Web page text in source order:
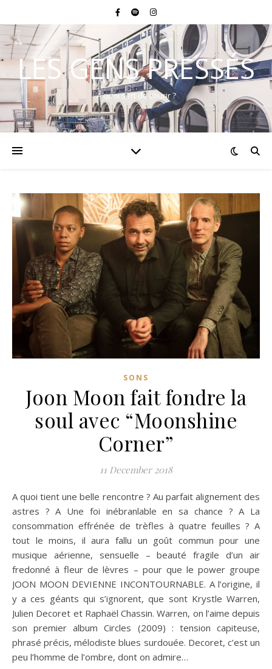
LES GENS PRESSÉS
A quoi sert de courir ?
SONS
Joon Moon fait fondre la
soul avec “Moonshine
Corner”
11 December 2018
A quoi tient une belle rencontre ? Au parfait alignement des
astres ? A Une foi inébranlable en sa chance ? A La
consommation effrénée de trèfles à quatre feuilles ? A
tout le moins, il aura fallu un goût commun pour une
musique aérienne, sensuelle – beauté fragile d’un air
fredonné à fleur de lèvres – pour que le power groupe
JOON MOON DEVIENNE INCONTOURNABLE. A l’origine, il
y a ces géants qui s’ignorent, que sont Krystle Warren,
Julien Decoret et Raphaël Chassin. Warren, on l’aime depuis
son premier album Circles (2009) : tension capiteuse,
phrasé précis, mélodiste blues surdouée. Decoret, c’est un
peu l’homme de l’ombre, dont on admire…